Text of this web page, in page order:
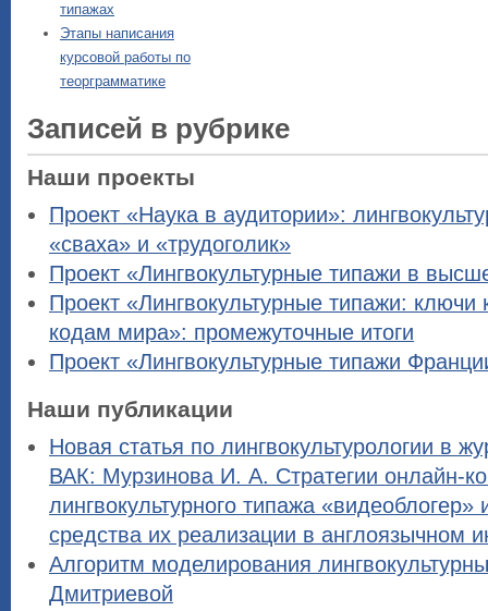
типажах
Этапы написания
курсовой работы по
теорграмматике
Записей в рубрике
Наши проекты
Проект «Наука в аудитории»:
«сваха» и «трудоголик»
Проект «Лингвокультурные типажи в
Проект «Лингвокультурные типажи: ключи
кодам мира»: промежуточные итоги
Проект «Лингвокультурные типажи
Наши публикации
Новая статья по лингвокультурологии в
ВАК: Мурзинова И. А. Стратегии онлайн-
лингвокультурного типажа «видеоблогер»
средства их реализации в англоязычном
Алгоритм моделирования
Дмитриевой